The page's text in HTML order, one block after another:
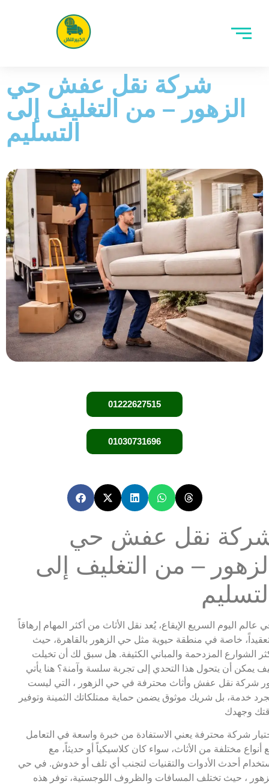
شركة نقل عفش حي
الزهور – من التغليف إلى
التسليم
01222627515
01030731696
– من التغليف إلى
عالم اليوم السريع الإيقاع، يُعد نقل الأثاث من أكثر المهام إرهاقاً
خاصة في منطقة حيوية مثل حي الزهور بالقاهرة، حيث
الشوارع المزدحمة والمباني الكثيفة. هل سبق لك أن تخيلت
يمكن أن يتحول هذا التحدي إلى تجربة سلسة وآمنة؟ هنا يأتي
شركة نقل عفش وأثاث محترفة في حي الزهور ، التي ليست
خدمة، بل شريك موثوق يضمن حماية ممتلكاتك الثمينة وتوفير
وجهدك
شركة محترفة يعني الاستفادة من خبرة واسعة في التعامل
أنواع مختلفة من الأثاث، سواء كان كلاسيكياً أو حديثاً، مع
أحدث الأدوات والتقنيات لتجنب أي تلف أو خدوش. في حي
، حيث تختلف المسافات والظروف اللوجستية، توفر هذه